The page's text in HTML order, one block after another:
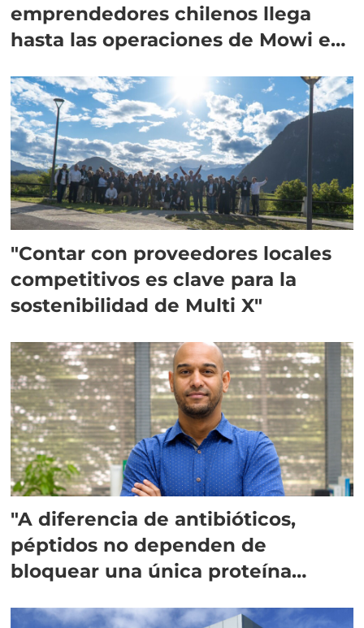
emprendedores chilenos llega
hasta las operaciones de Mowi en
"Contar con proveedores locales
competitivos es clave para la
sostenibilidad de Multi X"
"A diferencia de antibióticos,
péptidos no dependen de
bloquear una única proteína